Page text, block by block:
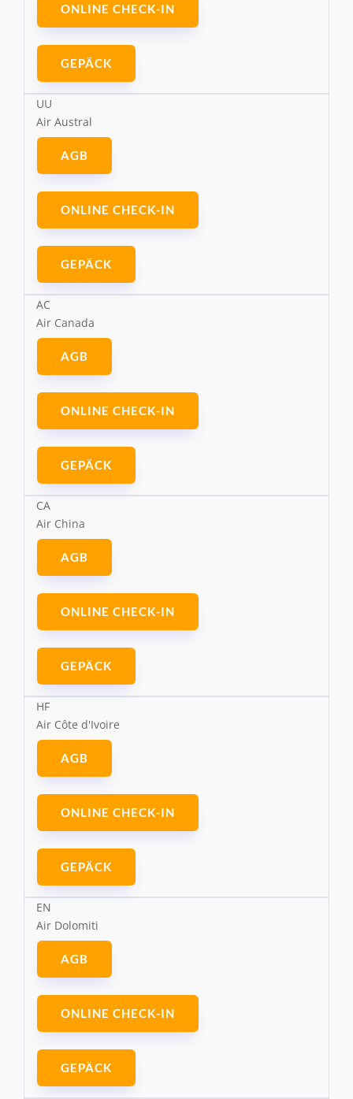
ONLINE CHECK-IN
GEPÄCK
UU
Air Austral
AGB
ONLINE CHECK-IN
GEPÄCK
AC
Air Canada
AGB
ONLINE CHECK-IN
GEPÄCK
CA
Air China
AGB
ONLINE CHECK-IN
GEPÄCK
HF
Air Côte d'Ivoire
AGB
ONLINE CHECK-IN
GEPÄCK
EN
Air Dolomiti
AGB
ONLINE CHECK-IN
GEPÄCK